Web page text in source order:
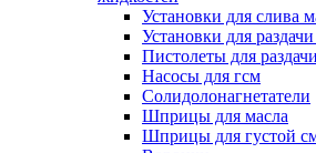
Установки для слива
Установки для
Пистолеты для
Насосы для гсм
Солидолонагнетатели
Шприцы для масла
Шприцы для густой